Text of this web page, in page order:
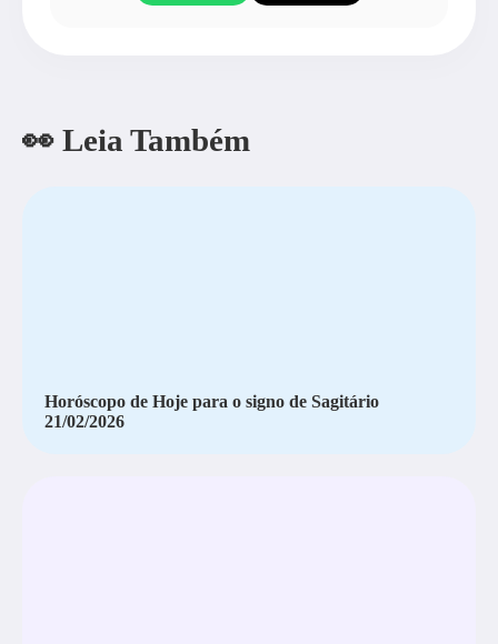
👀 Leia Também
Horóscopo de Hoje para o signo de Sagitário
21/02/2026